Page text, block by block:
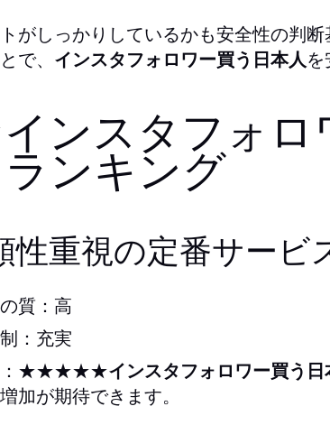
がしっかりしているかも安全性の判
で、 インスタフォロワー買う日本人
ンスタフォロ
ンキング
性重視の定番サービ
質：高
：充実
：★★★★★インスタフォロワー買う日
加が期待できます。